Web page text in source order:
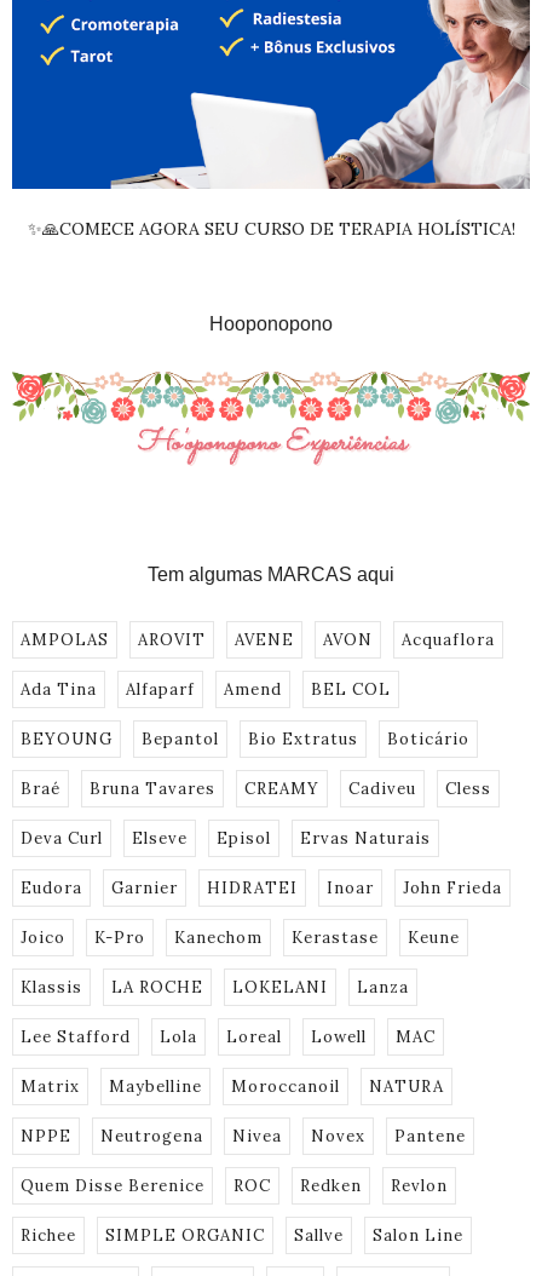
✨🙏COMECE AGORA SEU CURSO DE TERAPIA HOLÍSTICA!
Hooponopono
Tem algumas MARCAS aqui
AMPOLAS AROVIT AVENE AVON Acquaflora
Ada Tina Alfaparf Amend BEL COL
BEYOUNG Bepantol Bio Extratus Boticário
Braé Bruna Tavares CREAMY Cadiveu Cless
Deva Curl Elseve Episol Ervas Naturais
Eudora Garnier HIDRATEI Inoar John Frieda
Joico K-Pro Kanechom Kerastase Keune
Klassis LA ROCHE LOKELANI Lanza
Lee Stafford Lola Loreal Lowell MAC
Matrix Maybelline Moroccanoil NATURA
NPPE Neutrogena Nivea Novex Pantene
Quem Disse Berenice ROC Redken Revlon
Richee SIMPLE ORGANIC Sallve Salon Line